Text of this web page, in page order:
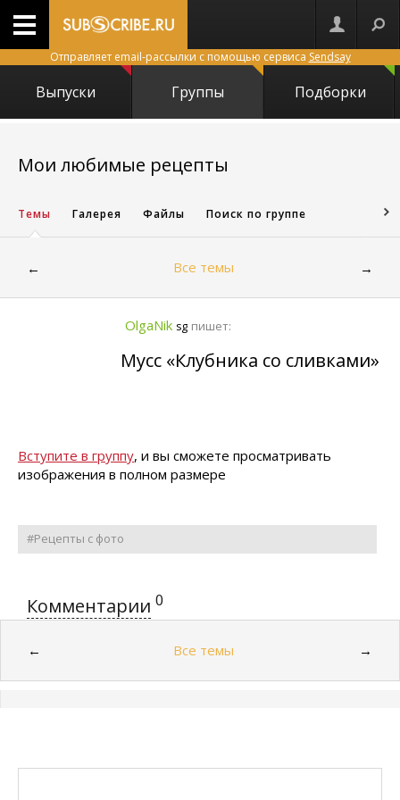
Отправляет email-рассылки с помощью сервиса Sendsay
Выпуски Группы Подборки
Мои любимые рецепты
Темы Галерея Файлы Поиск по группе
← Все темы →
OlgaNik sg пишет:
Мусс «Клубника со сливками»
Вступите в группу, и вы сможете просматривать
изображения в полном размере
#Рецепты с фото
Комментарии 0
← Все темы →